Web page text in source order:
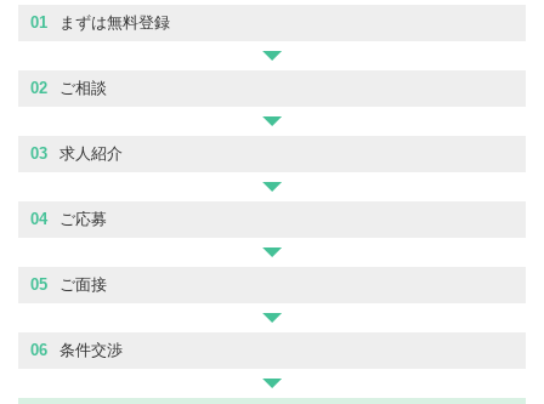
01 まずは無料登録
02 ご相談
03 求人紹介
04 ご応募
05 ご面接
06 条件交渉